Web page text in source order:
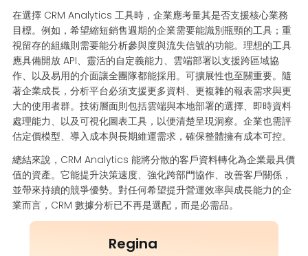
在選擇 CRM Analytics 工具時，企業應考量其是否支援核心業務
目標。例如，希望縮短銷售週期的企業需要能識別瓶頸的工具；重
視留存的組織則需要能分析參與度與流失信號的功能。理想的工具
應具備開放 API、靈活的自定義能力、雲端部署以支援跨區域協
作、以及易用的介面讓全團隊都能採用。可擴展性也至關重要。隨
著企業成長，分析平台必須支援更多資料、更複雜的報表需求與更
大的使用者群。技術層面則包括雲端與本地部署的選擇、即時資料
處理能力、以及可視化圖表工具，以便清楚呈現洞察。企業也需評
估定價模型、導入成本與長期維運需求，確保整體擁有成本可控。
總結來說，CRM Analytics 能將分散的客戶資料轉化為企業最具價
值的資產。它能提升決策速度、強化跨部門協作、改善客戶關係，
並帶來持續的競爭優勢。對任何希望提升營運效率與成長能力的企
業而言，CRM 數據分析已不再是選配，而是必需品。
Regina